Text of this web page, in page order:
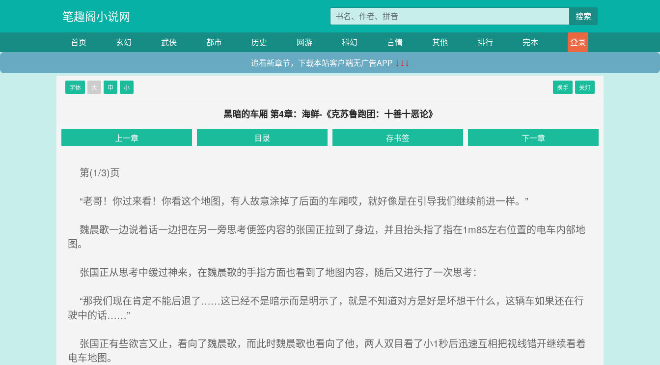
笔趣阁小说网 搜索
首页 玄幻 武侠 都市 历史 网游 科幻 言情 其他 排行 完本
登录
追看新章节，下载本站客户端无广告APP ↓↓↓
字体 大 中 小 换手 关灯
黑暗的车厢 第4章：海鲜-《克苏鲁跑团：十善十恶论》
上一章 目录 存书签 下一章
第(1/3)页
“老哥！你过来看！你看这个地图，有人故意涂掉了后面的车厢哎，就好像是在引导我们继续前进一样。”
魏晨歌一边说着话一边把在另一旁思考便签内容的张国正拉到了身边，并且抬头指了指在1m85左右位置的电车内部地
图。
张国正从思考中缓过神来，在魏晨歌的手指方面也看到了地图内容，随后又进行了一次思考：
“那我们现在肯定不能后退了……这已经不是暗示而是明示了，就是不知道对方是好是坏想干什么，这辆车如果还在行
驶中的话……”
张国正有些欲言又止，看向了魏晨歌，而此时魏晨歌也看向了他，两人双目看了小1秒后迅速互相把视线错开继续看着
电车地图。